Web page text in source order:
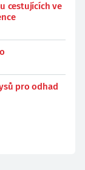
cestujících ve
pro odhad